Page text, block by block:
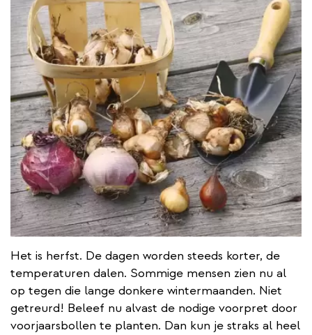
Het is herfst. De dagen worden steeds korter, de
temperaturen dalen. Sommige mensen zien nu al
op tegen die lange donkere wintermaanden. Niet
getreurd! Beleef nu alvast de nodige voorpret door
voorjaarsbollen te planten. Dan kun je straks al heel